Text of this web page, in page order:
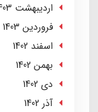
ارديبهشت 1403
فروردین 1403
اسفند 1402
بهمن 1402
دی 1402
آذر 1402